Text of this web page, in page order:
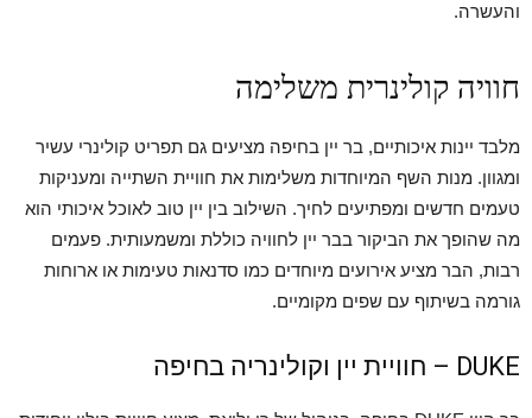
והעשרה.
חוויה קולינרית משלימה
מלבד יינות איכותיים, בר יין בחיפה מציעים גם תפריט קולינרי עשיר
ומגוון. מנות השף המיוחדות משלימות את חוויית השתייה ומעניקות
טעמים חדשים ומפתיעים לחיך. השילוב בין יין טוב לאוכל איכותי הוא
מה שהופך את הביקור בבר יין לחוויה כוללת ומשמעותית. פעמים
רבות, הבר מציע אירועים מיוחדים כמו סדנאות טעימות או ארוחות
גורמה בשיתוף עם שפים מקומיים.
DUKE – חוויית יין וקולינריה בחיפה